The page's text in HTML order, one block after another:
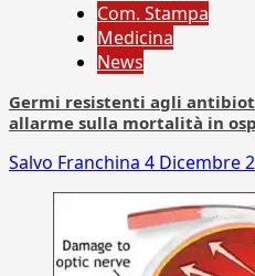
Com. Stampa
Medicina
News
Germi resistenti agli
allarme sulla mortalità in
Salvo Franchina 4 Dicembre